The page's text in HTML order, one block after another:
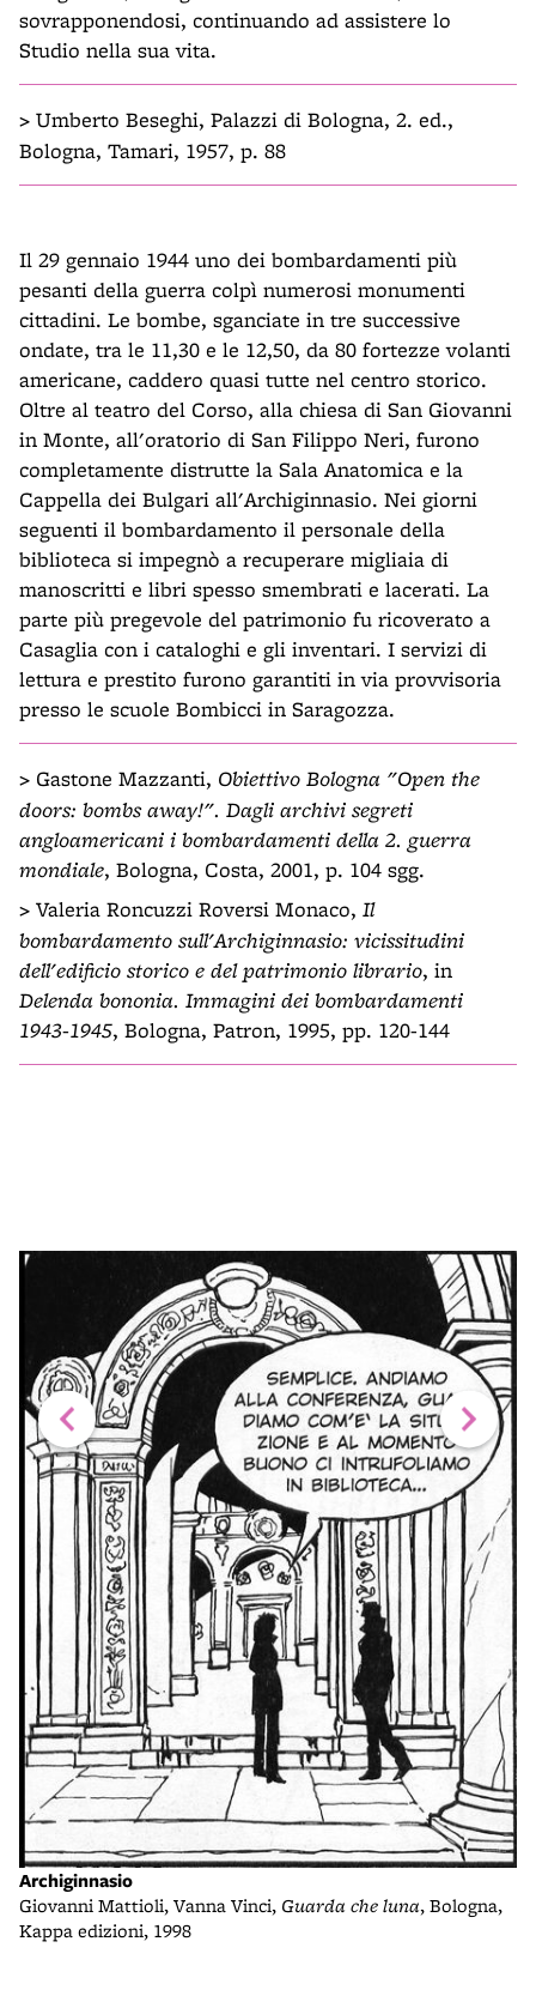
sovrapponendosi, continuando ad assistere lo
Studio nella sua vita.
> Umberto Beseghi, Palazzi di Bologna, 2. ed.,
Bologna, Tamari, 1957, p. 88
Il 29 gennaio 1944 uno dei bombardamenti più
pesanti della guerra colpì numerosi monumenti
cittadini. Le bombe, sganciate in tre successive
ondate, tra le 11,30 e le 12,50, da 80 fortezze volanti
americane, caddero quasi tutte nel centro storico.
Oltre al teatro del Corso, alla chiesa di San Giovanni
in Monte, all'oratorio di San Filippo Neri, furono
completamente distrutte la Sala Anatomica e la
Cappella dei Bulgari all'Archiginnasio. Nei giorni
seguenti il bombardamento il personale della
biblioteca si impegnò a recuperare migliaia di
manoscritti e libri spesso smembrati e lacerati. La
parte più pregevole del patrimonio fu ricoverato a
Casaglia con i cataloghi e gli inventari. I servizi di
lettura e prestito furono garantiti in via provvisoria
presso le scuole Bombicci in Saragozza.
> Gastone Mazzanti, Obiettivo Bologna "Open the
doors: bombs away!". Dagli archivi segreti
angloamericani i bombardamenti della 2. guerra
mondiale, Bologna, Costa, 2001, p. 104 sgg.
> Valeria Roncuzzi Roversi Monaco, Il
bombardamento sull'Archiginnasio: vicissitudini
dell'edificio storico e del patrimonio librario, in
Delenda bononia. Immagini dei bombardamenti
1943-1945, Bologna, Patron, 1995, pp. 120-144
Archiginnasio
Giovanni Mattioli, Vanna Vinci, Guarda che luna, Bologna,
Kappa edizioni, 1998